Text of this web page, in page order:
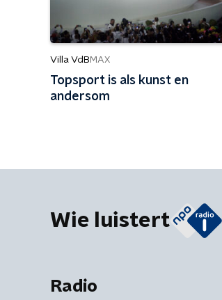
Villa VdB MAX
Topsport is als kunst en
andersom
Wie luistert
Radio